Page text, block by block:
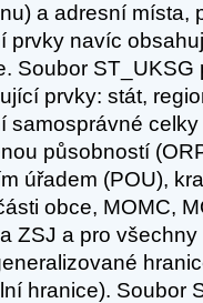
a adresní místa,
prvky navíc
Soubor
prvky: stát,
samosprávné
působností
úřadem (POU),
obce, MOMC,
ZSJ a pro
hranice). Soubor